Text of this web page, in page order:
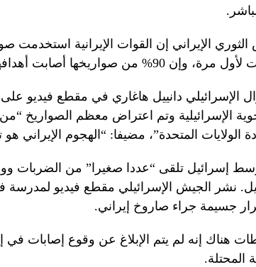
الإيراني إن القوات الإيرانية استخدمت
أصابت أهدافها في إسرائيل بنجاح.
الإسرائيلي دانييل هاغاري في مقطع فيديو
الإسرائيلية وتم اعتراض معظم الصواريخ
الولايات المتحدة”، مضيفا: “الهجوم الإيراني
إسرائيل تلقى “عددا صغيرا” من الضربات
نشر الجيش الإسرائيلي مقطع فيديو لمدرسة
جسيمة جراء صاروخ إيراني.
هناك إنه لم يتم الإبلاغ عن وقوع إصابات
المحتلة.